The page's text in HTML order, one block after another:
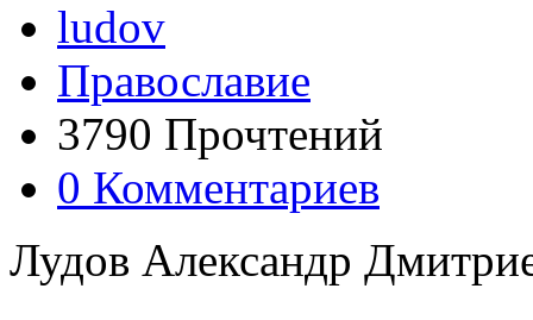
ludov
Православие
3790 Прочтений
0 Комментариев
Лудов Александр